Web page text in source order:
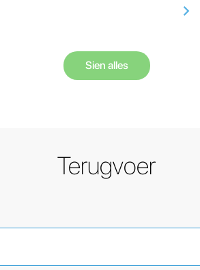
Sien alles
Terugvoer